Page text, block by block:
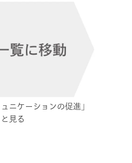
ニケーションの促進」
見る